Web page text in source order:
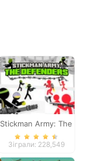
Stickman Army: The
Defenders
Зіграли: 228,549